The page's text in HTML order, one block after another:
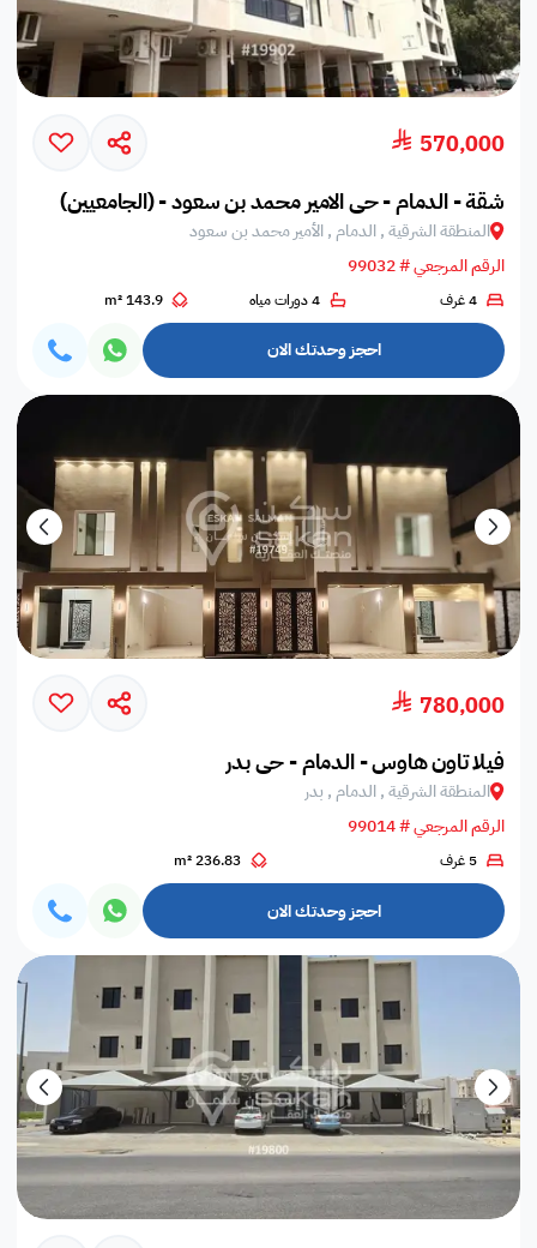
570,000
شقة - الدمام - حي الامير محمد بن سعود - (الجامعيين)
المنطقة الشرقية , الدمام , الأمير محمد بن سعود
الرقم المرجعي # 99032
4 غرف 4 دورات مياه 143.9 m²
احجز وحدتك الان
780,000
فيلا تاون هاوس - الدمام - حي بدر
المنطقة الشرقية , الدمام , بدر
الرقم المرجعي # 99014
5 غرف 236.83 m²
احجز وحدتك الان